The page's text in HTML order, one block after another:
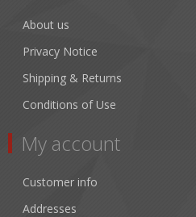
About us
Privacy Notice
Shipping & Returns
Conditions of Use
My account
Customer info
Addresses